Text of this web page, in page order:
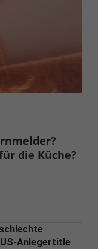
die Küche?
Anlegertitle